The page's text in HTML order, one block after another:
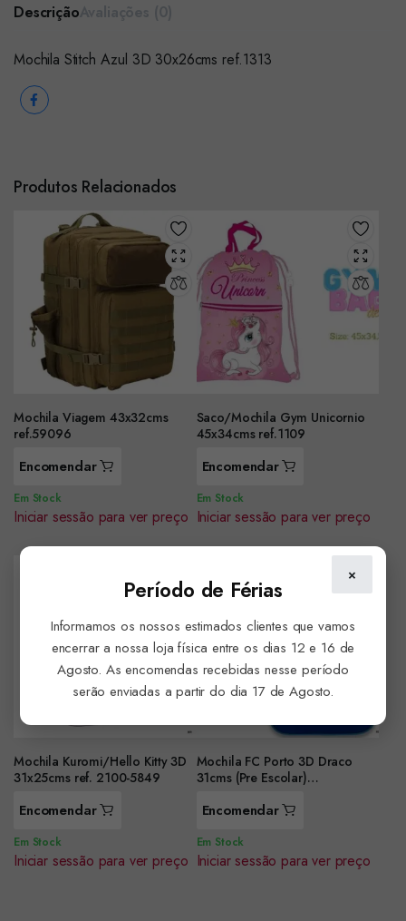
Descrição
Mochila Stitch Azul 3D 30x26cms ref.1313
Produtos Relacionados
Mochila Viagem 43x32cms
ref.59096
Encomendar
Em Stock
Iniciar sessão para ver preço
Saco/Mochila Gym Unicornio
45x34cms ref.1109
Encomendar
Em Stock
Iniciar sessão para ver preço
Mochila Kuromi/Hello Kitty 3D
31x25cms ref. 2100-5849
Encomendar
Em Stock
Iniciar sessão para ver preço
Mochila FC Porto 3D Draco
31cms (Pre Escolar)
Encomendar
Em Stock
Iniciar sessão para ver preço
×
Período de Férias
Informamos os nossos estimados clientes que vamos
encerrar a nossa loja física entre os dias 12 e 16 de
Agosto. As encomendas recebidas nesse período
serão enviadas a partir do dia 17 de Agosto.